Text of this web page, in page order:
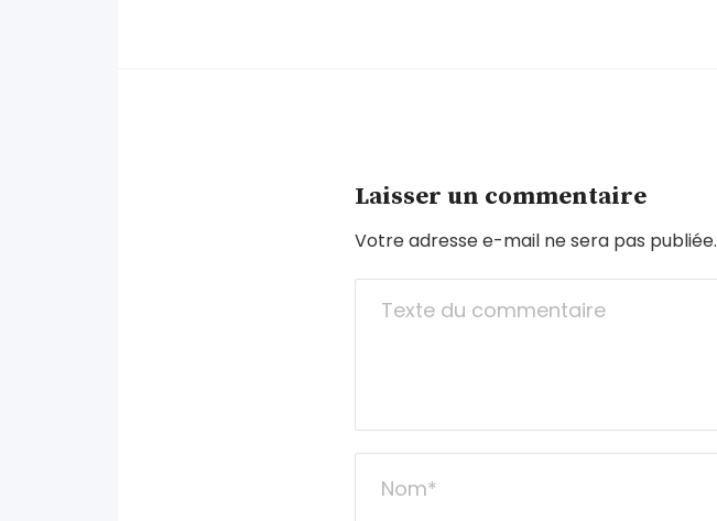
Laisser un commentaire
Votre adresse e-mail ne sera pas publiée.